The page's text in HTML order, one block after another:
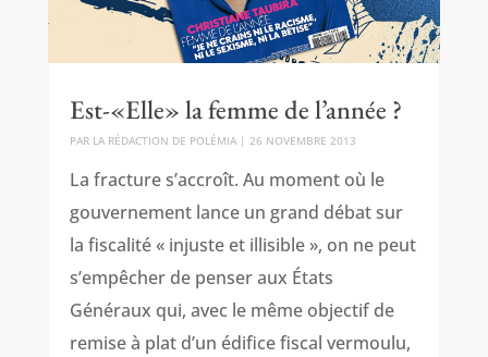
Est-«Elle» la femme de l’année ?
PAR LA RÉDACTION DE POLÉMIA| 26 NOVEMBRE 2013
La fracture s’accroît. Au moment où le
gouvernement lance un grand débat sur
la fiscalité « injuste et illisible », on ne peut
s’empêcher de penser aux États
Généraux qui, avec le même objectif de
remise à plat d’un édifice fiscal vermoulu,